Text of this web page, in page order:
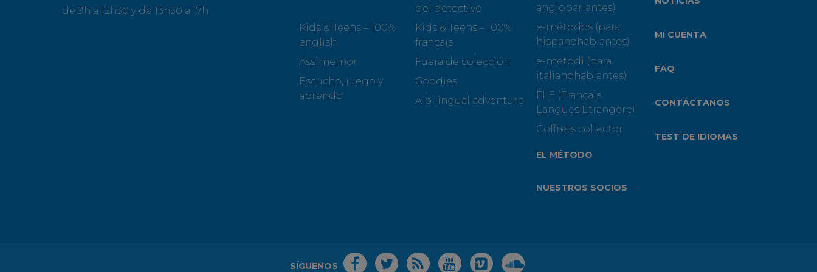
de 9h a 12h30 y de 13h30 a 17h
del detective
Kids & Teens – 100%
english
Kids & Teens – 100%
français
Assimemor
Fuera de colección
Escucho, juego y
aprendo
Goodies
A bilingual adventure
angloparlantes)
e-métodos (para
hispanohablantes)
e-metodi (para
italianohablantes)
FLE (Français
Langues Etrangère)
Coffrets collector
EL MÉTODO
NUESTROS SOCIOS
MI CUENTA
FAQ
CONTÁCTANOS
TEST DE IDIOMAS
SÍGUENOS